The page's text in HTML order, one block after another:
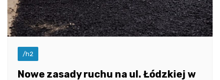
/h2
Nowe zasady ruchu na ul. Łódzkiej w